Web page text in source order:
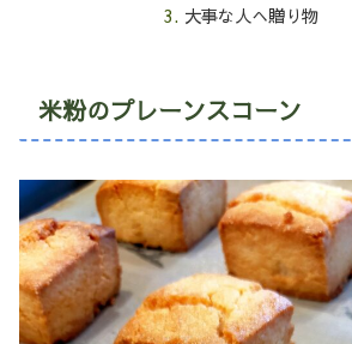
大事な人へ贈り物
米粉のプレーンスコーン